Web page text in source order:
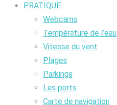
PRATIQUE
Webcams
Température de l’eau
Vitesse du vent
Plages
Parkings
Les ports
Carte de navigation